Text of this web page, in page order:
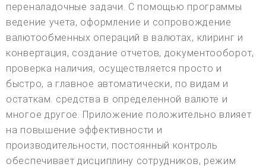
переналадочные задачи. С помощью программы
ведение учета, оформление и сопровождение
валютообменных операций в валютах, клиринг и
конвертация, создание отчетов, документооборот,
проверка наличия, осуществляется просто и
быстро, а главное автоматически, по видам и
остаткам. средства в определенной валюте и
многое другое. Приложение положительно влияет
на повышение эффективности и
производительности, постоянный контроль
обеспечивает дисциплину сотрудников, режим